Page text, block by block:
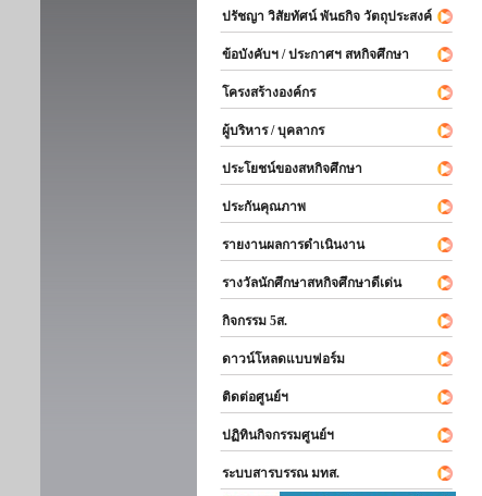
ปรัชญา วิสัยทัศน์ พันธกิจ วัตถุประสงค์
ข้อบังคับฯ / ประกาศฯ สหกิจศึกษา
โครงสร้างองค์กร
ผู้บริหาร / บุคลากร
ประโยชน์ของสหกิจศึกษา
ประกันคุณภาพ
รายงานผลการดำเนินงาน
รางวัลนักศึกษาสหกิจศึกษาดีเด่น
กิจกรรม 5ส.
ดาวน์โหลดแบบฟอร์ม
ติดต่อศูนย์ฯ
ปฏิทินกิจกรรมศูนย์ฯ
ระบบสารบรรณ มทส.